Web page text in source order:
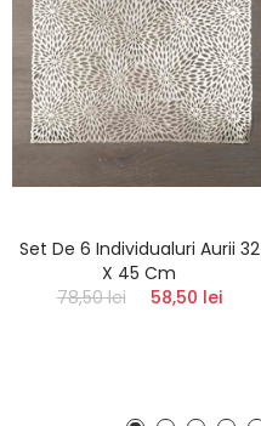
Set De 6 Individualuri Aurii 32
X 45 Cm
78,50 lei
58,50 lei